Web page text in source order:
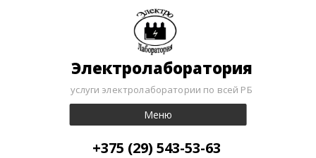
Электролаборатория
услуги электролаборатории по всей РБ
Меню
+375 (29) 543-53-63